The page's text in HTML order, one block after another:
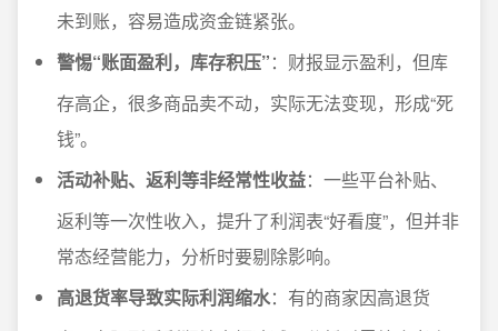
未到账，容易造成资金链紧张。
警惕“账面盈利，库存积压”：财报显示盈利，但库
存高企，很多商品卖不动，实际无法变现，形成“死
钱”。
活动补贴、返利等非经常性收益：一些平台补贴、
返利等一次性收入，提升了利润表“好看度”，但并非
常态经营能力，分析时要剔除影响。
高退货率导致实际利润缩水：有的商家因高退货